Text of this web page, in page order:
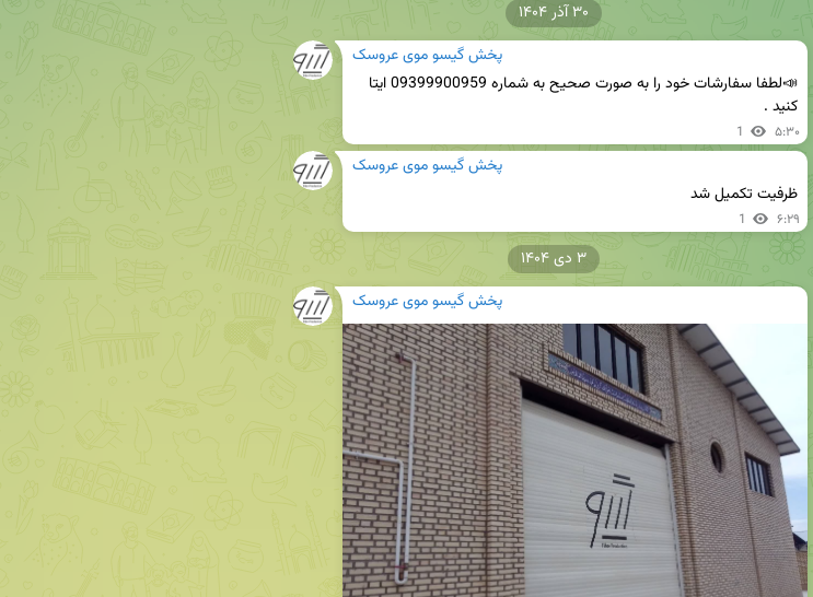
پخش گیسو موی عروسک
کنید .
1 ۵:۳۰
۳۰ آذر ۱۴۰۴
پخش گیسو موی عروسک
ظرفیت تکمیل شد
1 ۶:۲۹
پخش گیسو موی عروسک
۳ دی ۱۴۰۴